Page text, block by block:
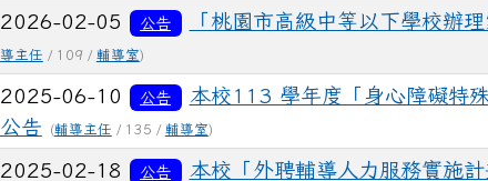
文章列表
2026-02-05 公告 「桃園市高級中等以下學校辦
導主任 / 109 / 輔導室)
2025-06-10 公告
本校113 學年度「身心障礙特
公告
(輔導主任 / 135 / 輔導室)
2025-02-18 公告 本校「外聘輔導人力服務實施